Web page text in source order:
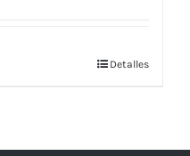
Detalles